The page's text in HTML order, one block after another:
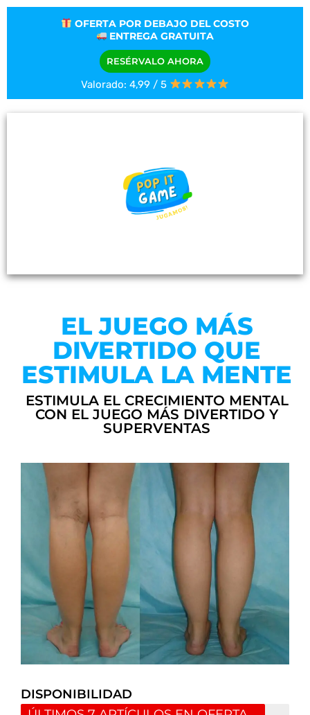
OFERTA POR DEBAJO DEL COSTO
ENTREGA GRATUITA
RESÉRVALO AHORA
Valorado: 4,99 / 5
EL JUEGO MÁS
DIVERTIDO QUE
ESTIMULA LA MENTE
ESTIMULA EL CRECIMIENTO MENTAL
CON EL JUEGO MÁS DIVERTIDO Y
SUPERVENTAS
DISPONIBILIDAD